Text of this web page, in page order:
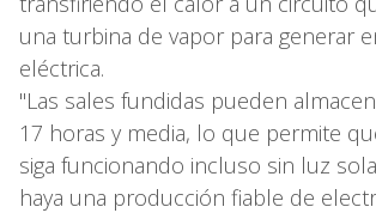
una turbina de vapor para generar
eléctrica.
"Las sales fundidas pueden
17 horas y media, lo que permite
siga funcionando incluso sin luz
haya una producción fiable de